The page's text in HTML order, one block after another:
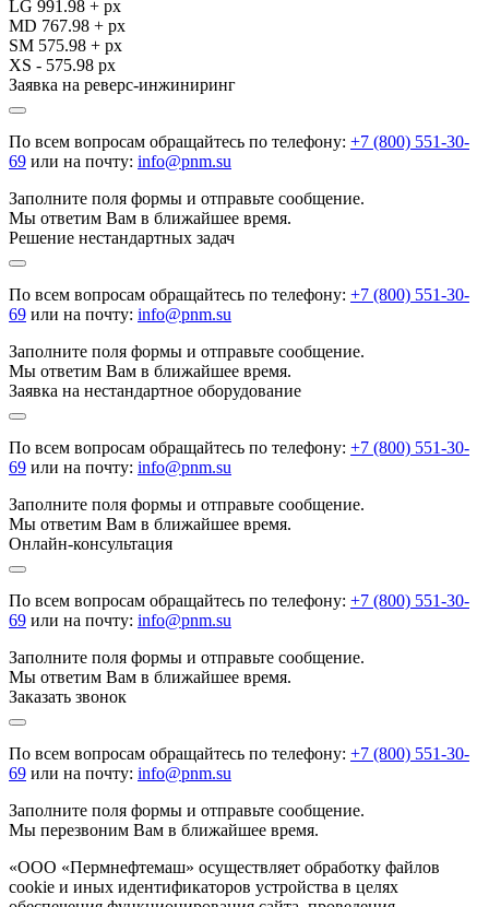
LG 991.98 + px
MD 767.98 + px
SM 575.98 + px
XS - 575.98 px
Заявка на реверс-инжиниринг
По всем вопросам обращайтесь по телефону: +7 (800) 551-30-
69 или на почту: info@pnm.su
Заполните поля формы и отправьте сообщение.
Мы ответим Вам в ближайшее время.
Решение нестандартных задач
По всем вопросам обращайтесь по телефону: +7 (800) 551-30-
69 или на почту: info@pnm.su
Заполните поля формы и отправьте сообщение.
Мы ответим Вам в ближайшее время.
Заявка на нестандартное оборудование
По всем вопросам обращайтесь по телефону: +7 (800) 551-30-
69 или на почту: info@pnm.su
Заполните поля формы и отправьте сообщение.
Мы ответим Вам в ближайшее время.
Онлайн-консультация
По всем вопросам обращайтесь по телефону: +7 (800) 551-30-
69 или на почту: info@pnm.su
Заполните поля формы и отправьте сообщение.
Мы ответим Вам в ближайшее время.
Заказать звонок
По всем вопросам обращайтесь по телефону: +7 (800) 551-30-
69 или на почту: info@pnm.su
Заполните поля формы и отправьте сообщение.
Мы перезвоним Вам в ближайшее время.
«ООО «Пермнефтемаш» осуществляет обработку файлов
cookie и иных идентификаторов устройства в целях